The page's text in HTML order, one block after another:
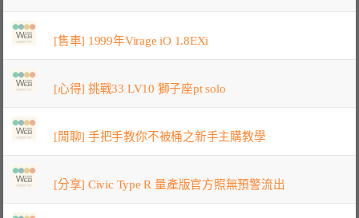
[售車] 1999年Virage iO 1.8EXi
[心得] 挑戰33 LV10 獅子座pt solo
[閒聊] 手把手教你不被桶之新手主購教學
[分享] Civic Type R 量產版官方照無預警流出